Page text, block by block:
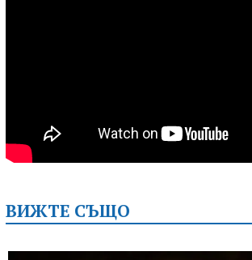
ВИЖТЕ СЪЩО